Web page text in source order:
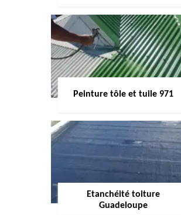
Peinture tôle et tuile 971
Etanchéité toiture
Guadeloupe